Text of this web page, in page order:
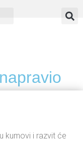
kumovi i razvit će